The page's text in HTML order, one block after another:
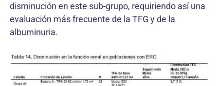
disminución en este sub-grupo, requiriendo así una
evaluación más frecuente de la TFG y de la
albuminuria.